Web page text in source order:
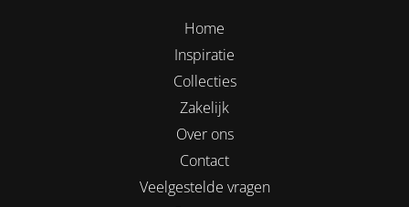
Home
Inspiratie
Collecties
Zakelijk
Over ons
Contact
Veelgestelde vragen